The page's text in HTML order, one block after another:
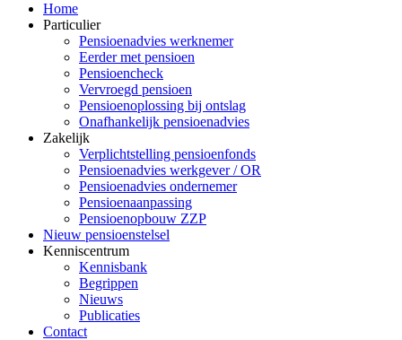
Home
Particulier
Pensioenadvies werknemer
Eerder met pensioen
Pensioencheck
Vervroegd pensioen
Pensioenoplossing bij ontslag
Onafhankelijk pensioenadvies
Zakelijk
Verplichtstelling pensioenfonds
Pensioenadvies werkgever / OR
Pensioenadvies ondernemer
Pensioenaanpassing
Pensioenopbouw ZZP
Nieuw pensioenstelsel
Kenniscentrum
Kennisbank
Begrippen
Nieuws
Publicaties
Contact